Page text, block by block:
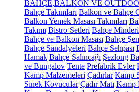
BAHÇE,BALKON VE
Bahçe Takımları Balkon ve Bahçe
Balkon Yemek Masası Takımları
Takımı Bistro Setleri Bahçe Minderi
Bahçe ve Balkon Masası Bahçe
Bahçe Sandalyeleri Bahçe Sehpası
Hamak Bahçe Salıncağı Şezlong
ve Bungalov Tente Prefabrik Evler
Kamp Malzemeleri Çadırlar Kamp
Sinek Kovucular Çadır Matı Kamp